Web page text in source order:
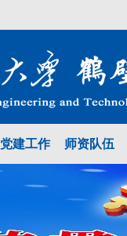
党建工作 师资队伍